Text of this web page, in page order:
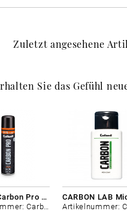
Zuletzt angesehene
Sie das Gefühl
Collonil Carbon Pro 400 ml